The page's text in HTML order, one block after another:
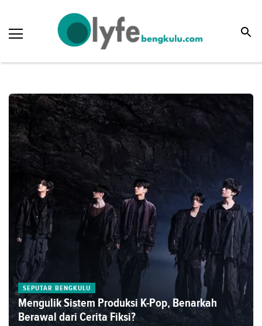
SEPUTAR BENGKULU
Mengulik Sistem Produksi K-Pop, Benarkah
Berawal dari Cerita Fiksi?